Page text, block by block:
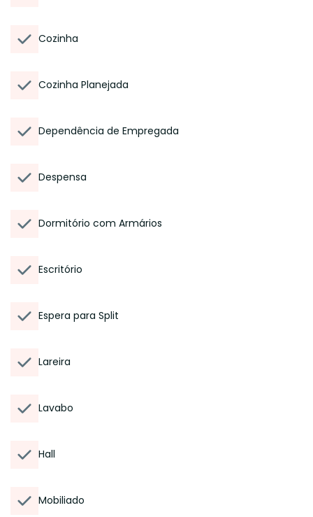
Cozinha
Cozinha Planejada
Dependência de Empregada
Despensa
Dormitório com Armários
Escritório
Espera para Split
Lareira
Lavabo
Hall
Mobiliado